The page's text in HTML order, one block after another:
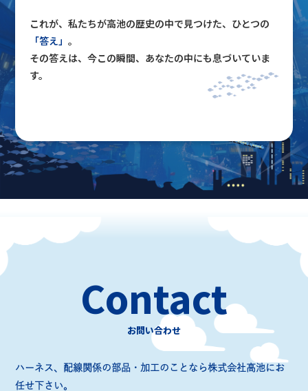
これが、私たちが高池の歴史の中で見つけた、ひとつの
「答え」 。
その答えは、今この瞬間、あなたの中にも息づいていま
す。
Contact
お問い合わせ
ハーネス、配線関係の部品・加工のことなら株式会社高池にお
任せ下さい。